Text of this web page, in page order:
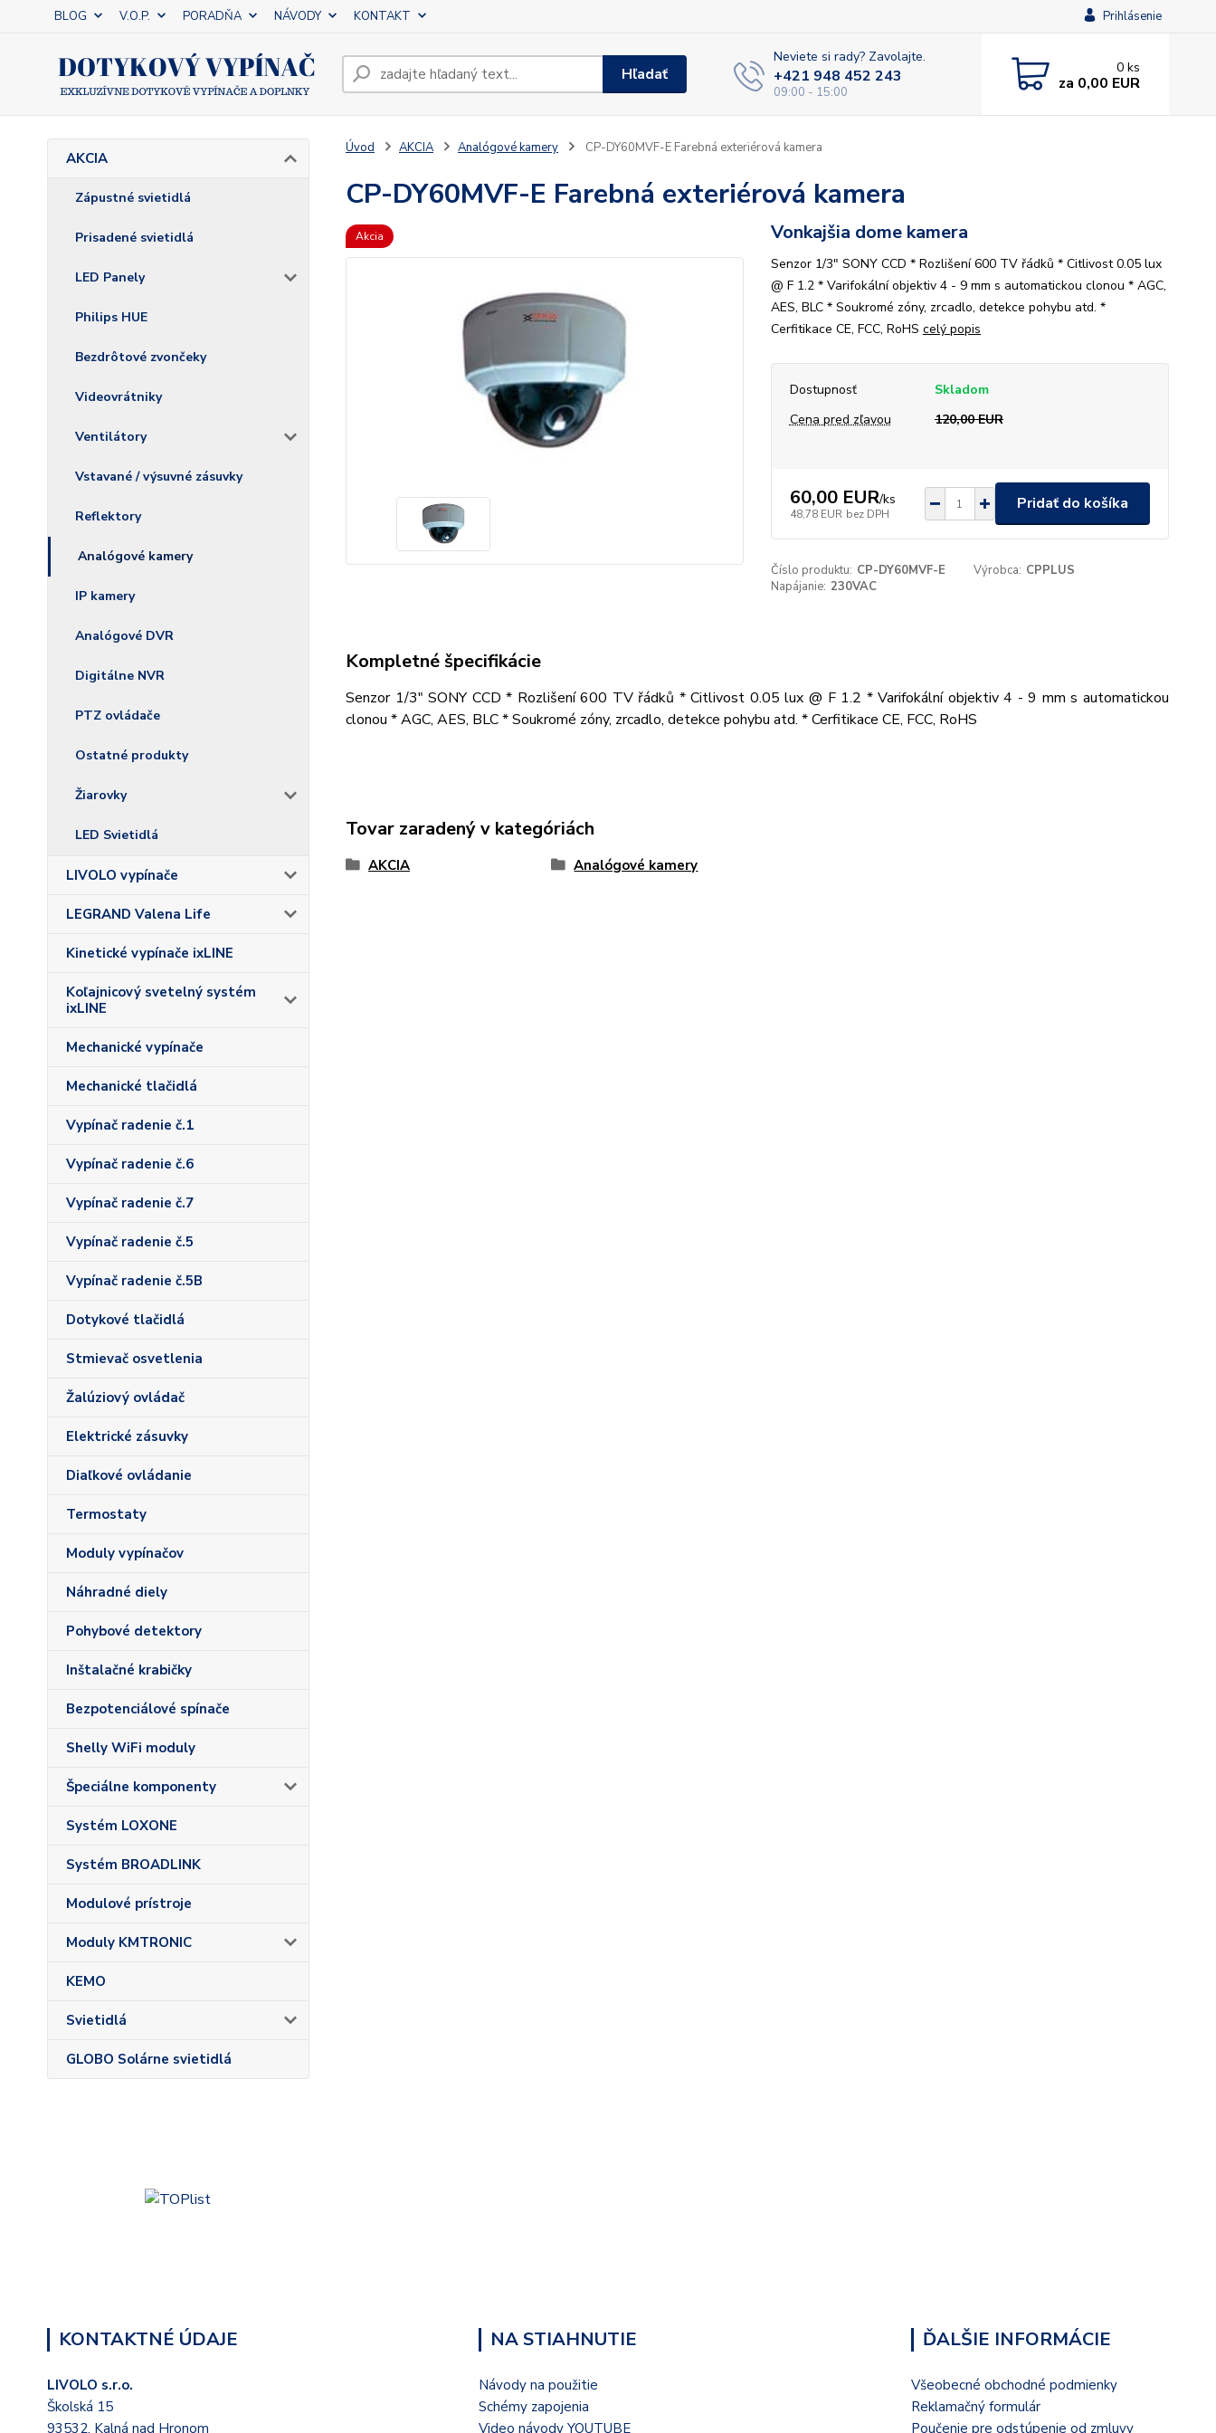
BLOG V.O.P. PORADŇA NÁVODY KONTAKT Prihlásenie
Hľadať
Neviete si rady? Zavolajte.
+421 948 452 243
09:00 - 15:00
0 ks
za 0,00 EUR
AKCIA
Zápustné svietidlá
Prisadené svietidlá
LED Panely
Philips HUE
Bezdrôtové zvončeky
Videovrátniky
Ventilátory
Vstavané / výsuvné zásuvky
Reflektory
Analógové kamery
IP kamery
Analógové DVR
Digitálne NVR
PTZ ovládače
Ostatné produkty
Žiarovky
LED Svietidlá
LIVOLO vypínače
LEGRAND Valena Life
Kinetické vypínače ixLINE
Koľajnicový svetelný systém
ixLINE
Mechanické vypínače
Mechanické tlačidlá
Vypínač radenie č.1
Vypínač radenie č.6
Vypínač radenie č.7
Vypínač radenie č.5
Vypínač radenie č.5B
Dotykové tlačidlá
Stmievač osvetlenia
Žalúziový ovládač
Elektrické zásuvky
Diaľkové ovládanie
Termostaty
Moduly vypínačov
Náhradné diely
Pohybové detektory
Inštalačné krabičky
Bezpotenciálové spínače
Shelly WiFi moduly
Špeciálne komponenty
Systém LOXONE
Systém BROADLINK
Modulové prístroje
Moduly KMTRONIC
KEMO
Svietidlá
GLOBO Solárne svietidlá
Úvod AKCIA Analógové kamery CP-DY60MVF-E Farebná exteriérová kamera
CP-DY60MVF-E Farebná exteriérová kamera
Akcia Vonkajšia dome kamera
Senzor 1/3" SONY CCD * Rozlišení 600 TV řádků * Citlivost 0.05 lux
@ F 1.2 * Varifokální objektiv 4 - 9 mm s automatickou clonou * AGC,
AES, BLC * Soukromé zóny, zrcadlo, detekce pohybu atd. *
Cerfitikace CE, FCC, RoHS celý popis
Dostupnosť
Skladom
Cena pred zľavou
120,00 EUR
60,00 EUR/ks
48,78 EUR bez DPH
Pridať do košíka
Číslo produktu: CP-DY60MVF-E Výrobca: CPPLUS
Napájanie: 230VAC
Kompletné špecifikácie
Senzor 1/3" SONY CCD * Rozlišení 600 TV řádků * Citlivost 0.05 lux @ F 1.2 * Varifokální objektiv 4 - 9 mm s automatickou
clonou * AGC, AES, BLC * Soukromé zóny, zrcadlo, detekce pohybu atd. * Cerfitikace CE, FCC, RoHS
Tovar zaradený v kategóriách
AKCIA Analógové kamery
KONTAKTNÉ ÚDAJE
LIVOLO s.r.o.
Školská 15
93532, Kalná nad Hronom
NA STIAHNUTIE
Návody na použitie
Schémy zapojenia
Video návody YOUTUBE
ĎALŠIE INFORMÁCIE
Všeobecné obchodné podmienky
Reklamačný formulár
Poučenie pre odstúpenie od zmluvy